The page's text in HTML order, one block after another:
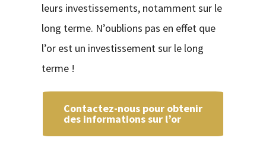
leurs investissements, notamment sur le
long terme. N’oublions pas en effet que
l’or est un investissement sur le long
terme !
Contactez-nous pour obtenir
des informations sur l’or